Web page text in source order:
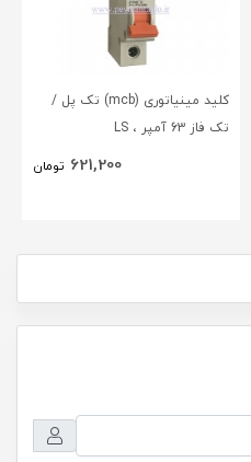
کلید مینیاتوری (mcb) تک پل /
تک فاز 63 آمپر ، LS
621,200 تومان